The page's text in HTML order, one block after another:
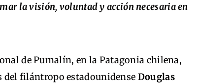
la visión, voluntad y acción necesaria en
de Pumalín, en la Patagonia chilena,
del filántropo estadounidense Douglas